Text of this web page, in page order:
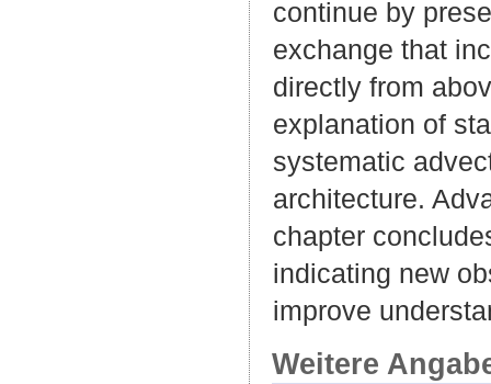
continue by
exchange that
directly from
explanation of
systematic
architecture.
chapter
indicating new
improve
Weitere